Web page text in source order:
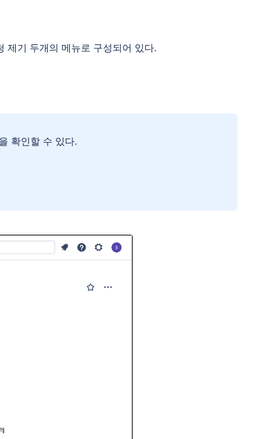
제기 두개의 메뉴로 구성되어 있다.
확인할 수 있다.